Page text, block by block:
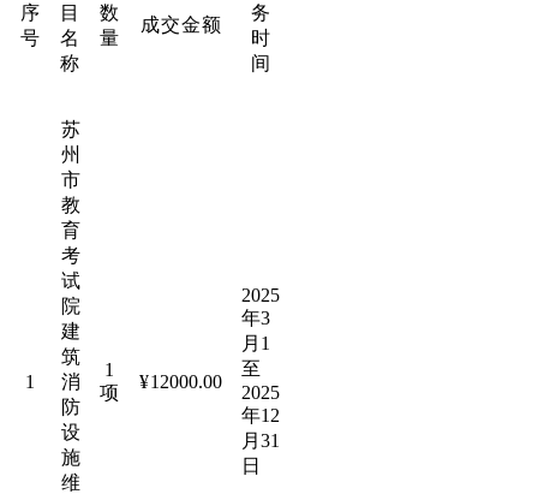
序
号
目
名
称
数
量
成交金额
务
时
间
1
苏
州
市
教
育
考
试
院
建
筑
消
防
设
施
维
1
项
¥12000.00
2025
年3
月1
至
2025
年12
月31
日